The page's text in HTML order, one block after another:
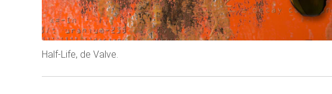
Half-Life, de Valve.